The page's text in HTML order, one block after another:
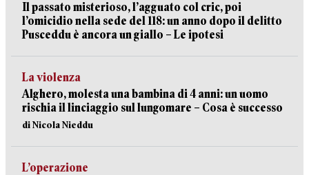
Il passato misterioso, l’agguato col cric, poi
l’omicidio nella sede del 118: un anno dopo il delitto
Pusceddu è ancora un giallo – Le ipotesi
La violenza
Alghero, molesta una bambina di 4 anni: un uomo
rischia il linciaggio sul lungomare – Cosa è successo
di Nicola Nieddu
L’operazione